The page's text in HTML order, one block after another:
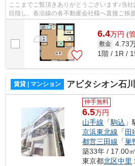
ここまでご覧頂きありがとうございます♪当
目指し、各沿線の各不動産会社様へ直接ご挨
様へ提供しております！最新の情報は...
6.4万円 (
敷金 4.73
1階 / 1R /
賃貸 | マンション アビタシオン石川
仲手無料
6.5万円
山手線 「駒込
京浜東北線 「 田
都営三田線 「巣
築33年 / 17.00㎡
東京都北区中里